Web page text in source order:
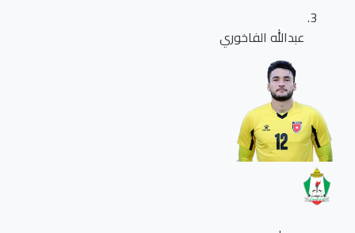
عبدالله الفاخوري